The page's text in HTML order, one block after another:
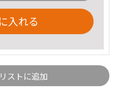
入れる
ストに追加